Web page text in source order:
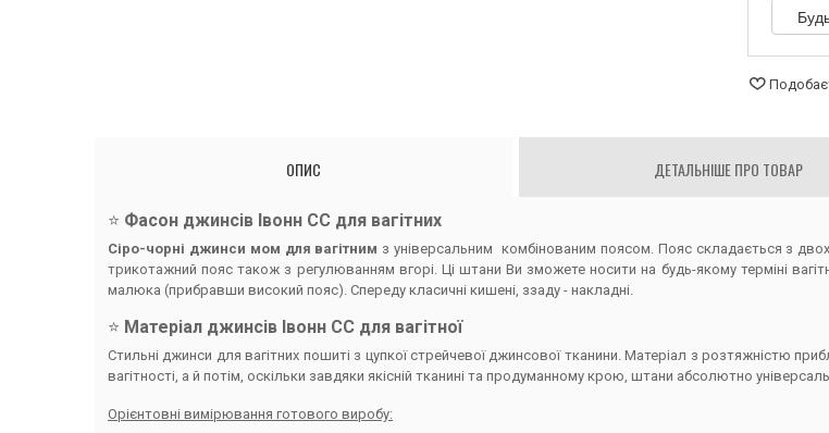
ОПИС ДЕТАЛЬНІШЕ ПРО ТОВАР
⭐️ Фасон джинсів Івонн CC для вагітних
Сіро-чорні джинси мом для вагітним з універсальним комбінованим поясом. Пояс складається з
трикотажний пояс також з регулюванням вгорі. Ці штани Ви зможете носити на будь-якому терміні
малюка (прибравши високий пояс). Спереду класичні кишені, ззаду - накладні.
⭐️ Матеріал джинсів Івонн CC для вагітної
Стильні джинси для вагітних пошиті з цупкої стрейчевої джинсової тканини. Матеріал з розтяжністю
вагітності, а й потім, оскільки завдяки якісній тканині та продуманному крою, штани абсолютно
Орієнтовні вимірювання готового виробу: